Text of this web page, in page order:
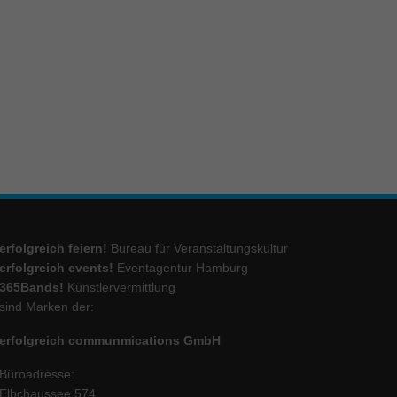
erfolgreich feiern! Bureau für Veranstaltungskultur
erfolgreich events! Eventagentur Hamburg
365Bands! Künstlervermittlung
sind Marken der:
erfolgreich communmications GmbH
Büroadresse:
Elbchaussee 574